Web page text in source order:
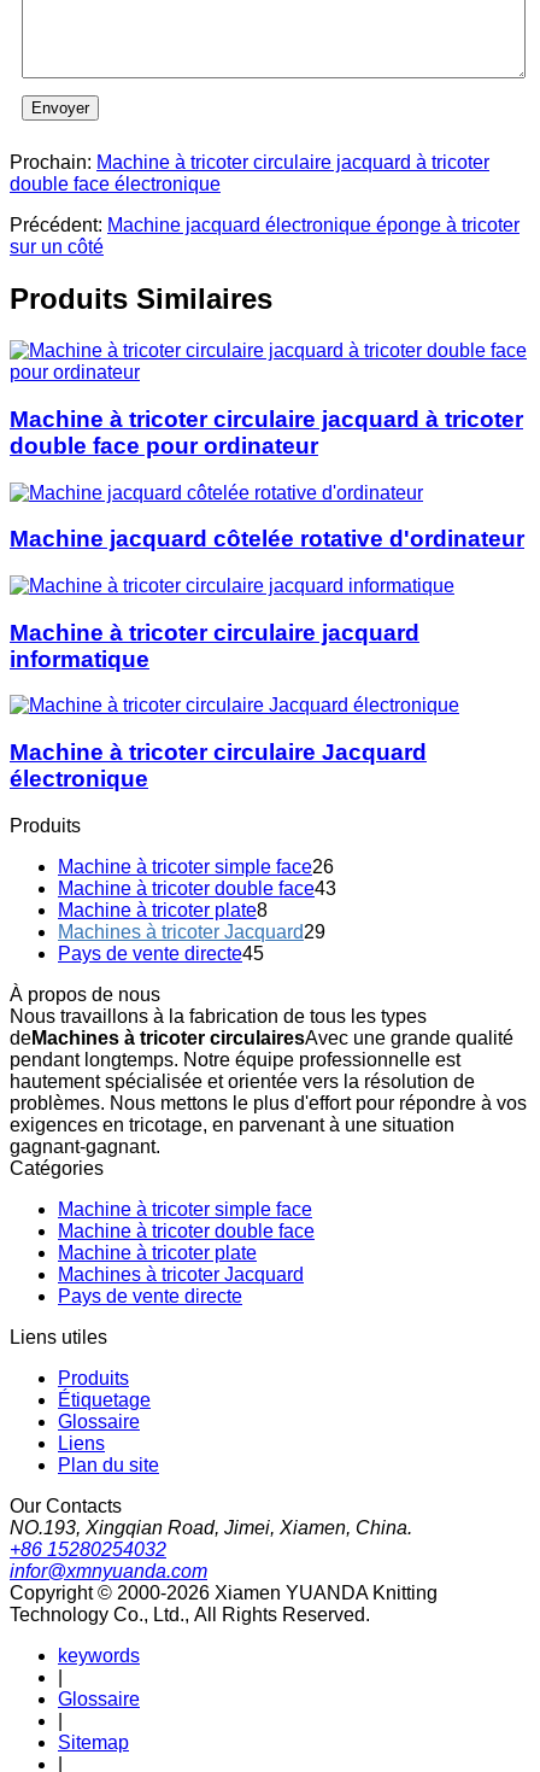
Envoyer
Prochain: Machine à tricoter circulaire jacquard à tricoter
double face électronique
Précédent: Machine jacquard électronique éponge à tricoter
sur un côté
Produits Similaires
Machine à tricoter circulaire jacquard à tricoter
double face pour ordinateur
Machine jacquard côtelée rotative d'ordinateur
Machine à tricoter circulaire jacquard
informatique
Machine à tricoter circulaire Jacquard
électronique
Produits
Machine à tricoter simple face26
Machine à tricoter double face43
Machine à tricoter plate8
Machines à tricoter Jacquard29
Pays de vente directe45
À propos de nous
Nous travaillons à la fabrication de tous les types
deMachines à tricoter circulairesAvec une grande qualité
pendant longtemps. Notre équipe professionnelle est
hautement spécialisée et orientée vers la résolution de
problèmes. Nous mettons le plus d'effort pour répondre à vos
exigences en tricotage, en parvenant à une situation
gagnant-gagnant.
Catégories
Machine à tricoter simple face
Machine à tricoter double face
Machine à tricoter plate
Machines à tricoter Jacquard
Pays de vente directe
Liens utiles
Produits
Étiquetage
Glossaire
Liens
Plan du site
Our Contacts
NO.193, Xingqian Road, Jimei, Xiamen, China.
+86 15280254032
infor@xmnyuanda.com
Copyright © 2000-2026 Xiamen YUANDA Knitting
Technology Co., Ltd., All Rights Reserved.
keywords
Glossaire
Sitemap